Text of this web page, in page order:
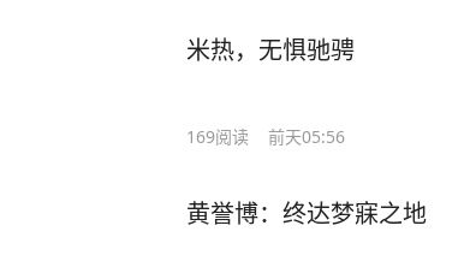
米热，无惧驰骋
169阅读 前天05:56
黄誉博：终达梦寐之地